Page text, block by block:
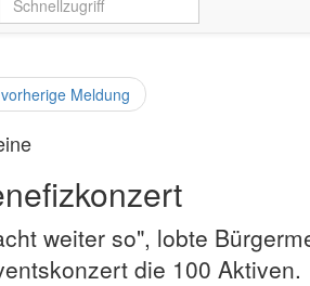
vorherige Meldung
weiter so", lobte
die 100 Aktiven.